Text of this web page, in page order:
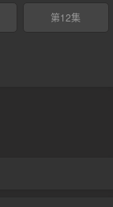
第12集